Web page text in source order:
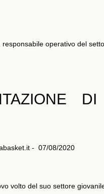
operativo del
- 07/08/2020
volto del suo settore